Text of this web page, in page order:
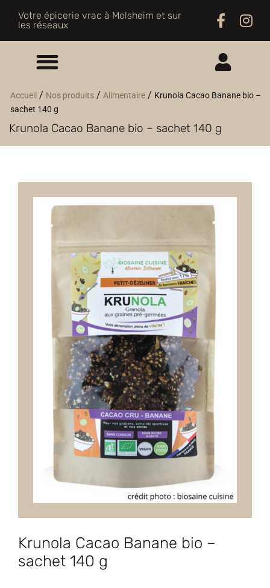
Votre épicerie vrac à Molsheim et sur
les réseaux
ME CONNECTER
Accueil / Nos produits / Alimentaire / Krunola Cacao Banane bio –
sachet 140 g
Krunola Cacao Banane bio – sachet 140 g
Krunola Cacao Banane bio –
sachet 140 g